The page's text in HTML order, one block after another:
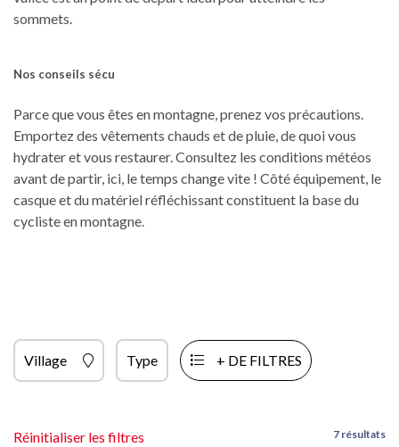
sommets.
Nos conseils sécu
Parce que vous êtes en montagne, prenez vos précautions.
Emportez des vêtements chauds et de pluie, de quoi vous
hydrater et vous restaurer. Consultez les conditions météos
avant de partir, ici, le temps change vite ! Côté équipement, le
casque et du matériel réfléchissant constituent la base du
cycliste en montagne.
Village Type + DE FILTRES
Réinitialiser les filtres 7 résultats